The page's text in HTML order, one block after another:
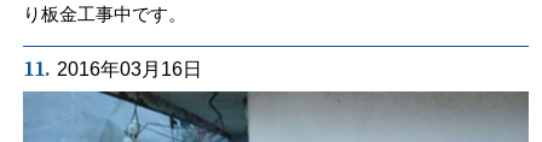
り板金工事中です。
11. 2016年03月16日